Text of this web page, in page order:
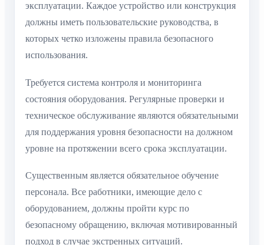
эксплуатации. Каждое устройство или конструкция
должны иметь пользовательские руководства, в
которых четко изложены правила безопасного
использования.
Требуется система контроля и мониторинга
состояния оборудования. Регулярные проверки и
техническое обслуживание являются обязательными
для поддержания уровня безопасности на должном
уровне на протяжении всего срока эксплуатации.
Существенным является обязательное обучение
персонала. Все работники, имеющие дело с
оборудованием, должны пройти курс по
безопасному обращению, включая мотивированный
подход в случае экстренных ситуаций.